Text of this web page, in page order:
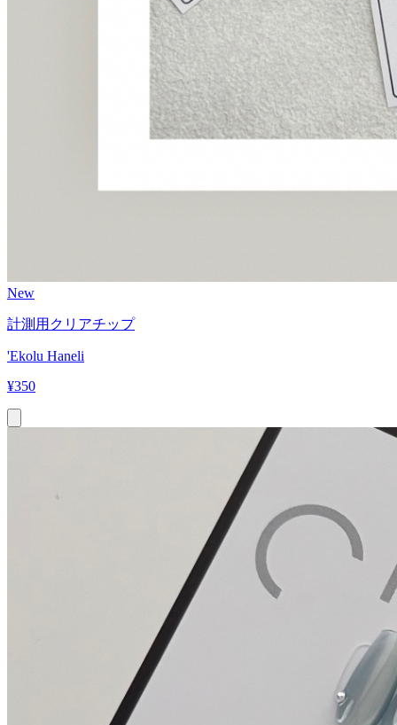
New
計測用クリアチップ
'Ekolu Haneli
¥350